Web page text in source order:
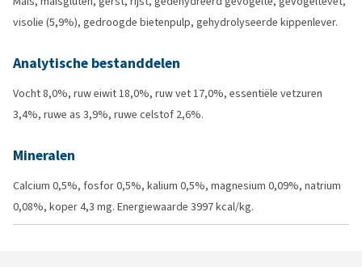
visolie (5,9%), gedroogde bietenpulp, gehydrolyseerde kippenlever.
Analytische bestanddelen
Vocht 8,0%, ruw eiwit 18,0%, ruw vet 17,0%, essentiële vetzuren
3,4%, ruwe as 3,9%, ruwe celstof 2,6%.
Mineralen
Calcium 0,5%, fosfor 0,5%, kalium 0,5%, magnesium 0,09%, natrium
0,08%, koper 4,3 mg. Energiewaarde 3997 kcal/kg.